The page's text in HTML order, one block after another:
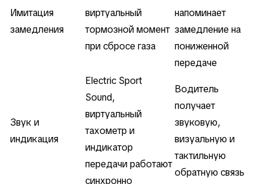
Имитация
замедления
виртуальный
тормозной момент
при сбросе газа
напоминает
замедление на
пониженной
передаче
Звук и
индикация
Electric Sport
Sound,
виртуальный
тахометр и
индикатор
передачи работают
синхронно
Водитель
получает
звуковую,
визуальную и
тактильную
обратную связь